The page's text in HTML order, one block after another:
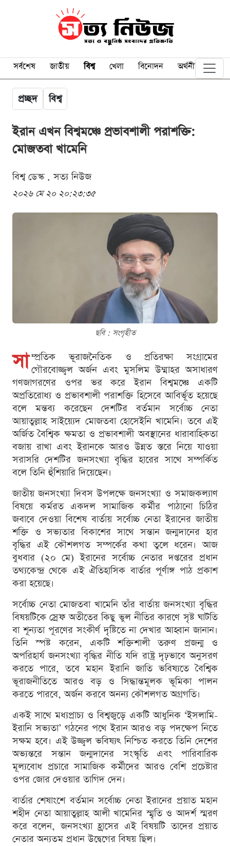
সর্বশেষ জাতীয় বিশ্ব খেলা বিনোদন অর্থনীতি
প্রচ্ছদ বিশ্ব
ইরান এখন বিশ্বমঞ্চে প্রভাবশালী পরাশক্তি:
মোজতবা খামেনি
বিশ্ব ডেস্ক . সত্য নিউজ
২০২৬ মে ২০ ২০:২৩:৩৫
ছবি : সংগৃহীত
সা ম্প্রতিক ভূরাজনৈতিক ও প্রতিরক্ষা সংগ্রামের
গৌরবোজ্জ্বল অর্জন এবং মুসলিম উম্মাহর অসাধারণ
গণজাগরণের ওপর ভর করে ইরান বিশ্বমঞ্চে একটি
অপ্রতিরোধ্য ও প্রভাবশালী পরাশক্তি হিসেবে আবির্ভূত হয়েছে
বলে মন্তব্য করেছেন দেশটির বর্তমান সর্বোচ্চ নেতা
আয়াতুল্লাহ সাইয়্যেদ মোজতবা হোসেইনি খামেনি। তবে এই
অর্জিত বৈশ্বিক ক্ষমতা ও প্রভাবশালী অবস্থানের ধারাবাহিকতা
বজায় রাখা এবং ইরানকে আরও উন্নত স্তরে নিয়ে যাওয়া
সরাসরি দেশটির জনসংখ্যা বৃদ্ধির হারের সাথে সম্পর্কিত
বলে তিনি হুঁশিয়ারি দিয়েছেন।
জাতীয় জনসংখ্যা দিবস উপলক্ষে জনসংখ্যা ও সমাজকল্যাণ
বিষয়ে কর্মরত একদল সামাজিক কর্মীর পাঠানো চিঠির
জবাবে দেওয়া বিশেষ বার্তায় সর্বোচ্চ নেতা ইরানের জাতীয়
শক্তি ও সভ্যতার বিকাশের সাথে সন্তান জন্মদানের হার
বৃদ্ধির এই কৌশলগত সম্পর্কের কথা তুলে ধরেন। আজ
বুধবার (২০ মে) ইরানের সর্বোচ্চ নেতার দপ্তরের প্রধান
তথ্যকেন্দ্র থেকে এই ঐতিহাসিক বার্তার পূর্ণাঙ্গ পাঠ প্রকাশ
করা হয়েছে।
সর্বোচ্চ নেতা মোজতবা খামেনি তাঁর বার্তায় জনসংখ্যা বৃদ্ধির
বিষয়টিকে স্রেফ অতীতের কিছু ভুল নীতির কারণে সৃষ্ট ঘাটতি
বা শূন্যতা পূরণের সংকীর্ণ দৃষ্টিতে না দেখার আহ্বান জানান।
তিনি স্পষ্ট করেন, একটি শক্তিশালী তরুণ প্রজন্ম ও
অপরিহার্য জনসংখ্যা বৃদ্ধির নীতি যদি রাষ্ট্র দৃঢ়ভাবে অনুসরণ
করতে পারে, তবে মহান ইরানি জাতি ভবিষ্যতে বৈশ্বিক
ভূরাজনীতিতে আরও বড় ও সিদ্ধান্তমূলক ভূমিকা পালন
করতে পারবে, অর্জন করবে অনন্য কৌশলগত অগ্রগতি।
একই সাথে মধ্যপ্রাচ্য ও বিশ্বজুড়ে একটি আধুনিক ‘ইসলামি-
ইরানি সভ্যতা’ গঠনের পথে ইরান আরও বড় পদক্ষেপ নিতে
সক্ষম হবে। এই উজ্জ্বল ভবিষ্যৎ নিশ্চিত করতে তিনি দেশের
অভ্যন্তরে সন্তান জন্মদানের সংস্কৃতি এবং পারিবারিক
মূল্যবোধ প্রচারে সামাজিক কর্মীদের আরও বেশি প্রচেষ্টার
ওপর জোর দেওয়ার তাগিদ দেন।
বার্তার শেষাংশে বর্তমান সর্বোচ্চ নেতা ইরানের প্রয়াত মহান
শহীদ নেতা আয়াতুল্লাহ আলী খামেনির স্মৃতি ও আদর্শ স্মরণ
করে বলেন, জনসংখ্যা হ্রাসের এই বিষয়টি তাদের প্রয়াত
নেতার অন্যতম প্রধান উদ্বেগের বিষয় ছিল।